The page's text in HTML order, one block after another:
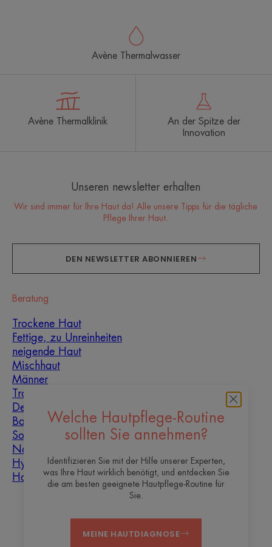
Welche Hautpflege-Routine
sollten Sie annehmen?
Identifizieren Sie mit der Hilfe unserer Experten,
was Ihre Haut wirklich benötigt, und entdecken Sie
die am besten geeignete Hautpflege-Routine für
Sie.
MEINE HAUTDIAGNOSE
Avène Thermalwasser
Avène Thermalklinik
An der Spitze der
Innovation
Unseren newsletter erhalten
Wir sind immer für Ihre Haut da! Alle unsere Tipps für die tägliche
Pflege Ihrer Haut.
DEN NEWSLETTER ABONNIEREN
Beratung
Trockene Haut
Fettige, zu Unreinheiten
neigende Haut
Mischhaut
Männer
Trockenheit und
Dehydrierung
Baby
Sonne
Narbenheilung
Hyperkeratose
Hautunreinheiten
KontaktHäufig gestellte Fragen